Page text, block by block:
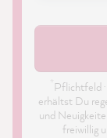
Pflichtfeld
erhältst Du
und
freiwillig